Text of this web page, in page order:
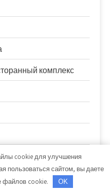
комплекс
cookie для улучшения
пользоваться сайтом, вы даете
файлов cookie.
OK